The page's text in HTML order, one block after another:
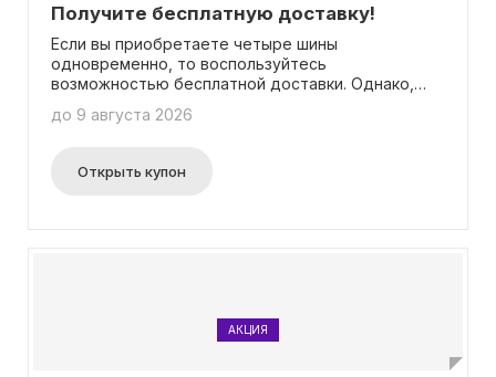
Получите бесплатную доставку!
Если вы приобретаете четыре шины
одновременно, то воспользуйтесь
возможностью бесплатной доставки. Однако,
стоимость доставки будет составлять 200
доставке в ваш город можно найти на нашем
официальном сайте. При этом нет
до 9 августа 2026
Открыть купон
АКЦИЯ